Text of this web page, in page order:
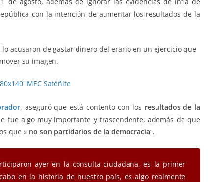
con la intención de aumentar los resultados de la
acusaron de gastar dinero del erario en un ejercicio que
su imagen.
, aseguró que está contento con los resultados de la
fue algo muy importante y trascendente, además de que
que » no son partidarios de la democracia”.
ayer en la consulta ciudadana, es la primer
en la historia de nuestro país, es algo realmente